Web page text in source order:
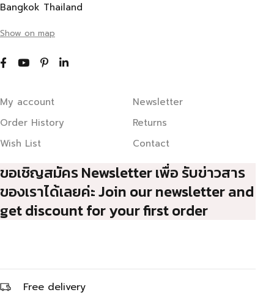
Bangkok Thailand
Show on map
My account
Order History
Wish List
Newsletter
Returns
Contact
ขอเชิญสมัคร Newsletter เพื่อ รับข่าวสาร
ของเราได้เลยค่ะ Join our newsletter and
get discount for your first order
Free delivery